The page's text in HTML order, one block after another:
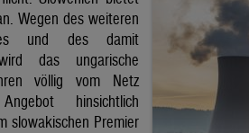
Wegen des weiteren
und des damit
das ungarische
völlig vom Netz
hinsichtlich
slowakischen Premier